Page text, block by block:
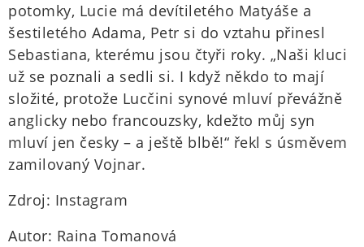
potomky, Lucie má devítiletého Matyáše a
šestiletého Adama, Petr si do vztahu přinesl
Sebastiana, kterému jsou čtyři roky. „Naši kluci
už se poznali a sedli si. I když někdo to mají
složité, protože Lucčini synové mluví převážně
anglicky nebo francouzsky, kdežto můj syn
mluví jen česky – a ještě blbě!“ řekl s úsměvem
zamilovaný Vojnar.
Zdroj: Instagram
Autor: Raina Tomanová